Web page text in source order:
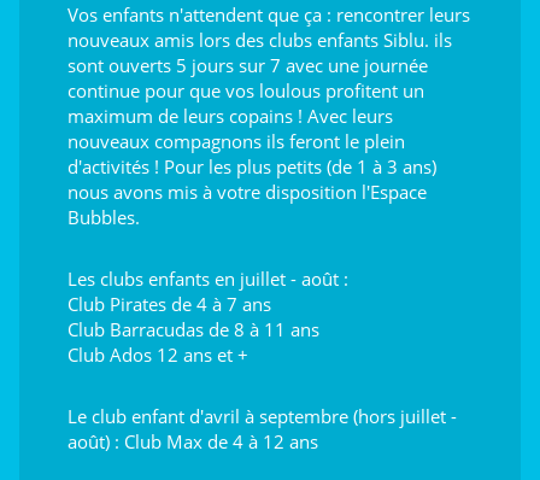
Vos enfants n'attendent que ça : rencontrer leurs
nouveaux amis lors des clubs enfants Siblu. ils
sont ouverts 5 jours sur 7 avec une journée
continue pour que vos loulous profitent un
maximum de leurs copains ! Avec leurs
nouveaux compagnons ils feront le plein
d'activités ! Pour les plus petits (de 1 à 3 ans)
nous avons mis à votre disposition l'Espace
Bubbles.
Les clubs enfants en juillet - août :
Club Pirates de 4 à 7 ans
Club Barracudas de 8 à 11 ans
Club Ados 12 ans et +
Le club enfant d'avril à septembre (hors juillet -
août) : Club Max de 4 à 12 ans